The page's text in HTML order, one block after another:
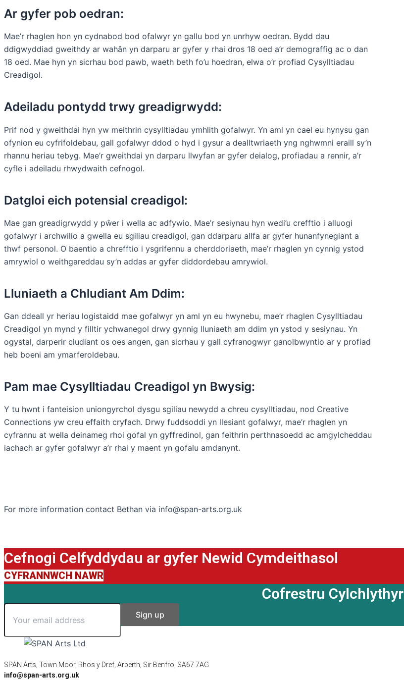
Ar gyfer pob oedran:
Mae’r rhaglen hon yn cydnabod bod ofalwyr yn gallu bod yn unrhyw oedran. Bydd dau
ddigwyddiad gweithdy ar wahân yn darparu ar gyfer y rhai dros 18 oed a’r demograffig ac o dan
18 oed. Mae hyn yn sicrhau bod pawb, waeth beth fo’u hoedran, elwa o’r profiad Cysylltiadau
Creadigol.
Adeiladu pontydd trwy greadigrwydd:
Prif nod y gweithdai hyn yw meithrin cysylltiadau ymhlith gofalwyr. Yn aml yn cael eu hynysu gan
ofynion eu cyfrifoldebau, gall gofalwyr ddod o hyd i gysur a dealltwriaeth yng nghwmni eraill sy’n
rhannu heriau tebyg. Mae’r gweithdai yn darparu llwyfan ar gyfer deialog, profiadau a rennir, a’r
cyfle i adeiladu rhwydwaith cefnogol.
Datgloi eich potensial creadigol:
Mae gan greadigrwydd y pŵer i wella ac adfywio. Mae’r sesiynau hyn wedi’u crefftio i alluogi
gofalwyr i archwilio a gwella eu sgiliau creadigol, gan ddarparu allfa ar gyfer hunanfynegiant a
thwf personol. O baentio a chrefftio i ysgrifennu a cherddoriaeth, mae’r rhaglen yn cynnig ystod
amrywiol o weithgareddau sy’n addas ar gyfer diddordebau amrywiol.
Lluniaeth a Chludiant Am Ddim:
Gan ddeall yr heriau logistaidd mae gofalwyr yn aml yn eu hwynebu, mae’r rhaglen Cysylltiadau
Creadigol yn mynd y filltir ychwanegol drwy gynnig lluniaeth am ddim yn ystod y sesiynau. Yn
ogystal, darperir cludiant os oes angen, gan sicrhau y gall cyfranogwyr ganolbwyntio ar y profiad
heb boeni am ymarferoldebau.
Pam mae Cysylltiadau Creadigol yn Bwysig:
Y tu hwnt i fanteision uniongyrchol dysgu sgiliau newydd a chreu cysylltiadau, nod Creative
Connections yw creu effaith cryfach. Drwy fuddsoddi yn llesiant gofalwyr, mae’r rhaglen yn
cyfrannu at wella deinameg rhoi gofal yn gyffredinol, gan feithrin perthnasoedd ac amgylcheddau
iachach ar gyfer gofalwyr a’r rhai y maent yn gofalu amdanynt.
For more information contact Bethan via info@span-arts.org.uk
Cefnogi Celfyddydau ar gyfer Newid Cymdeithasol
CYFRANNWCH NAWR
Cofrestru Cylchlythyr
SPAN Arts, Town Moor, Rhos y Dref, Arberth, Sir Benfro, SA67 7AG
info@span-arts.org.uk